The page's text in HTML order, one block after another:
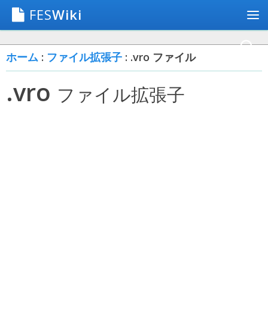
FESWiki
ホーム : ファイル拡張子 : .vro ファイル
.vro ファイル拡張子